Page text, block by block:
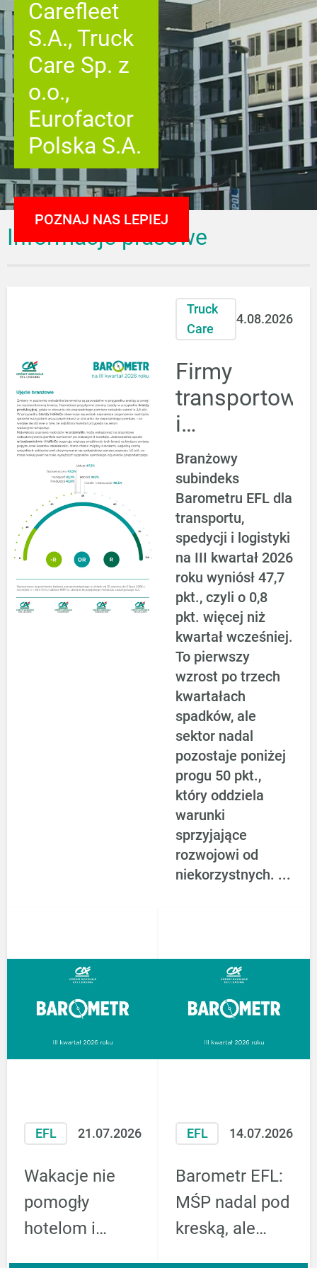
Carefleet
S.A., Truck
Care Sp. z
o.o.,
Eurofactor
Polska S.A.
POZNAJ NAS LEPIEJ
Informacje prasowe
Truck
Care
4.08.2026
Firmy
transportowe
i
logistyczne
powoli
ruszają z
miejsca.
Sprzedaż
odbija, ale
inwestycje
nadal na
hamulcu
Branżowy
subindeks
Barometru EFL dla
transportu,
spedycji i logistyki
na III kwartał 2026
roku wyniósł 47,7
pkt., czyli o 0,8
pkt. więcej niż
kwartał wcześniej.
To pierwszy
wzrost po trzech
kwartałach
spadków, ale
sektor nadal
pozostaje poniżej
progu 50 pkt.,
który oddziela
warunki
sprzyjające
rozwojowi od
niekorzystnych. ...
EFL 21.07.2026
Wakacje nie
pomogły
hotelom i
EFL 14.07.2026
Barometr EFL:
MŚP nadal pod
kreską, ale